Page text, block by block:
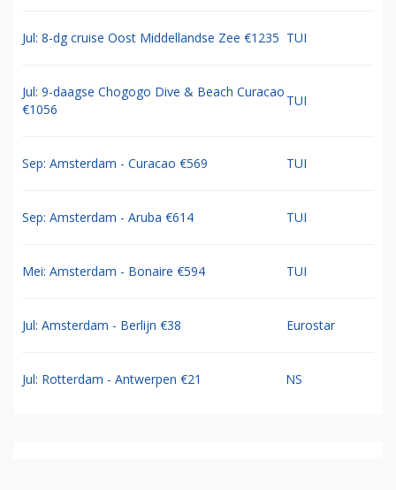
Jul: 8-dg cruise Oost Middellandse Zee €1235 TUI
Jul: 9-daagse Chogogo Dive & Beach Curacao
€1056
TUI
Sep: Amsterdam - Curacao €569 TUI
Sep: Amsterdam - Aruba €614 TUI
Mei: Amsterdam - Bonaire €594 TUI
Jul: Amsterdam - Berlijn €38 Eurostar
Jul: Rotterdam - Antwerpen €21 NS